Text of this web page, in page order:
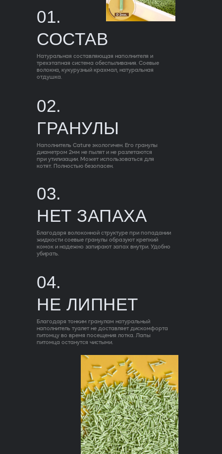
04.
НЕ ЛИПНЕТ
Благодаря тонким гранулам натуральный
наполнитель туалет не доставляет дискомфорта
питомцу во время посещения лотка. Лапы
питомца останутся чистыми.
03.
НЕТ ЗАПАХА
Благодаря волоконной структуре при попадании
жидкости соевые гранулы образуют крепкий
комок и надежно запирают запах внутри. Удобно
убирать.
Наполнитель Cature экологичен. Его гранулы
диаметром 2мм не пылят и не разлетаются
при утилизации. Может использоваться для
котят. Полностью безопасен.
02.
ГРАНУЛЫ
Натуральная составляющая наполнителя и
трехэтапная система обеспыливания. Соевые
волокна, кукурузный крахмал, натуральная
отдушка.
01.
СОСТАВ